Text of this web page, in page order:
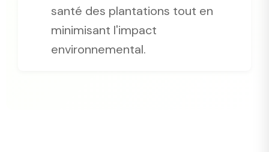
santé des plantations tout en
minimisant l'impact
environnemental.